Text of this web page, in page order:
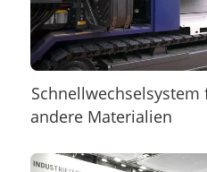
andere Materialien